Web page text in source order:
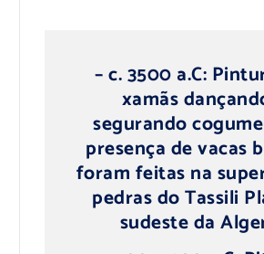
– c. 3500 a.C:
xamãs
segurando
presença de vacas
foram feitas na
pedras do Tassili
sudeste da